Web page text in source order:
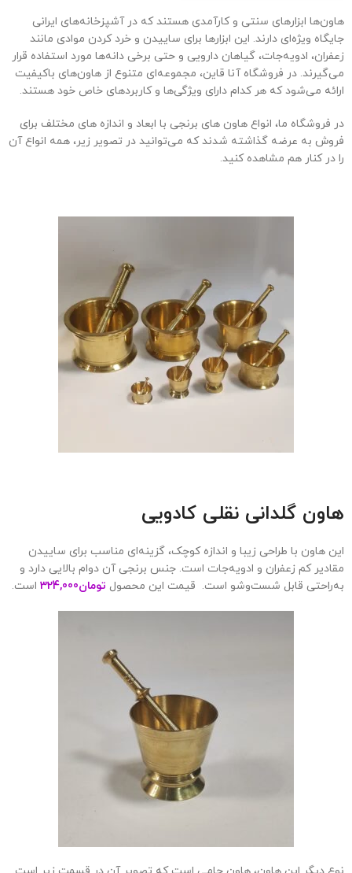
هاون‌ها ابزارهای سنتی و کارآمدی هستند که در آشپزخانه‌های ایرانی
جایگاه ویژه‌ای دارند. این ابزارها برای ساییدن و خرد کردن موادی مانند
زعفران، ادویه‌جات، گیاهان دارویی و حتی برخی دانه‌ها مورد استفاده قرار
می‌گیرند. در فروشگاه آنا قاین، مجموعه‌ای متنوع از هاون‌های باکیفیت
ارائه می‌شود که هر کدام دارای ویژگی‌ها و کاربردهای خاص خود هستند.
در فروشگاه ما، انواع هاون های برنجی با ابعاد و اندازه های مختلف برای
فروش به عرضه گذاشته شدند که می‌توانید در تصویر زیر، همه انواع آن
را در کنار هم مشاهده کنید.
هاون گلدانی نقلی کادویی
این هاون با طراحی زیبا و اندازه کوچک، گزینه‌ای مناسب برای ساییدن
مقادیر کم زعفران و ادویه‌جات است. جنس برنجی آن دوام بالایی دارد و
به‌راحتی قابل شست‌وشو است. قیمت این محصول تومان324,000 است.